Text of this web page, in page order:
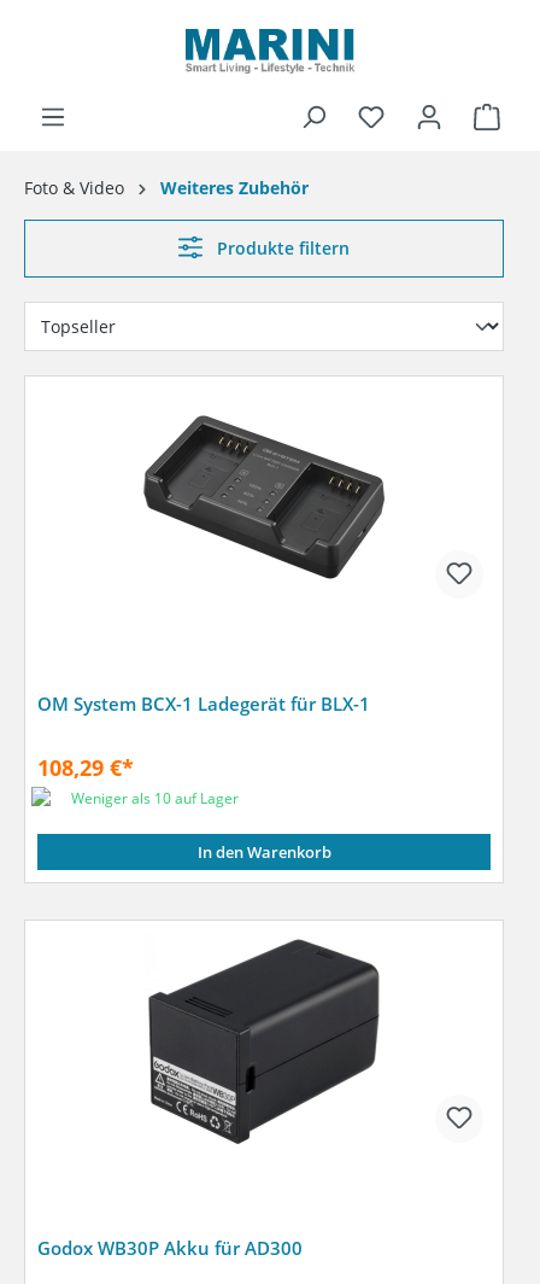
Foto & Video Weiteres Zubehör
Produkte filtern
OM System BCX-1 Ladegerät für BLX-1
108,29 €*
Weniger als 10 auf Lager
In den Warenkorb
Godox WB30P Akku für AD300